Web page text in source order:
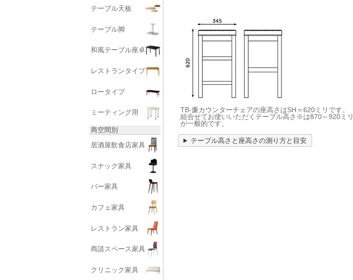
テーブル天板
テーブル脚
和風テーブル座卓
レストランタイプ
ロータイプ
ミーティング用
商空間別
居酒屋飲食店家具
スナック家具
バー家具
カフェ家具
レストラン家具
商談スペース家具
クリニック家具
TB-廉カウンターチェアの座高さはSH＝620ミリです。
組合せてお使いいただくテーブル高さ※は870～920ミリ
が一般的です。
テーブル高さと座高さの測り方と目安